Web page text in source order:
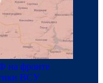
на фронте
ВСУ